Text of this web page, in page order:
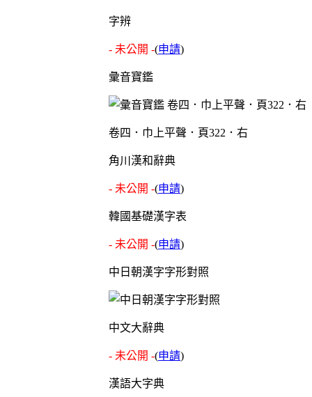
字辨
- 未公開 -(申請)
彙音寶鑑
卷四．巾上平聲．頁322．右
角川漢和辭典
- 未公開 -(申請)
韓國基礎漢字表
- 未公開 -(申請)
中日朝漢字字形對照
中文大辭典
- 未公開 -(申請)
漢語大字典